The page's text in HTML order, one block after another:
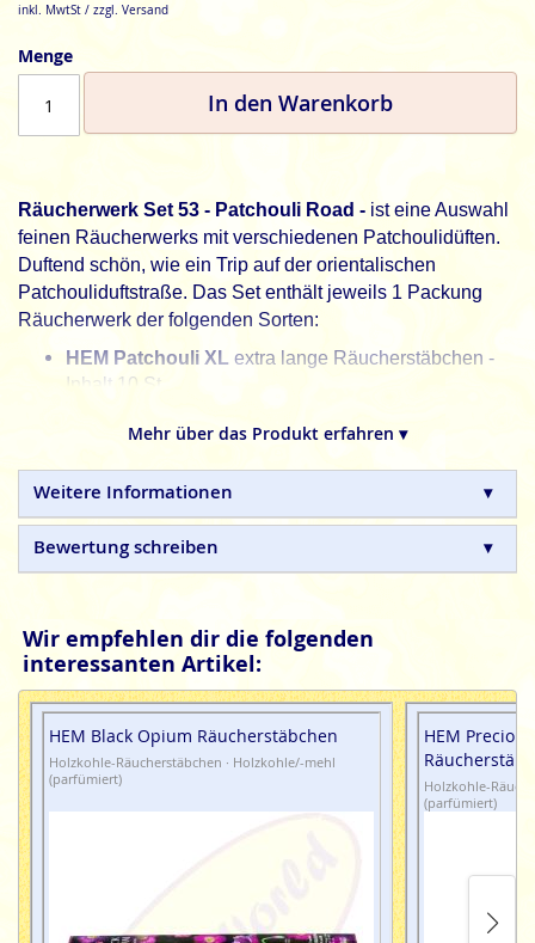
inkl. MwtSt / zzgl. Versand
Menge
In den Warenkorb
Räucherwerk Set 53 - Patchouli Road - ist eine Auswahl
feinen Räucherwerks mit verschiedenen Patchoulidüften.
Duftend schön, wie ein Trip auf der orientalischen
Patchouliduftstraße. Das Set enthält jeweils 1 Packung
Räucherwerk der folgenden Sorten:
HEM Patchouli XL extra lange Räucherstäbchen -
Inhalt 10 St.
Tulasi Masala Patchouli
Räucherstäbchen Inhalt
Stamford Masala Patchouli
ForestRäucherstäbchen - Inhalt 15 St.
Green Tree Patchouli
Räucherstäbchen - Inhalt 20
St.
Inhalt 16 St.
HEM PatchouliRäucherkegel - Inhalt 10 Kgl.
Alle Räucherstäbchen und Räucherkegel im Set sind
100% natürlich, ohne Schadstoffe und in Handarbeit
gefertigt.
Mehr über das Produkt erfahren ▾
Weitere Informationen
Bewertung schreiben
Wir empfehlen dir die folgenden
interessanten Artikel:
HEM Black Opium Räucherstäbchen
Holzkohle-Räucherstäbchen · Holzkohle/-mehl
(parfümiert)
HEM
Holzkohle-
(parfümiert)